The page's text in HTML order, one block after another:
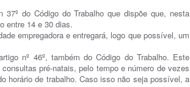
do Código do Trabalho que dispõe que, nesta
entre 14 e 30 dias.
empregadora e entregará, logo que possível, um
nº 46º, também do Código do Trabalho. Este
pré-natais, pelo tempo e número de vezes
horário de trabalho. Caso isso não seja possível, a